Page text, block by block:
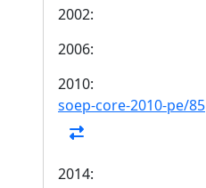
2002:
2006:
2010:
soep-core-2010-pe/85
2014: